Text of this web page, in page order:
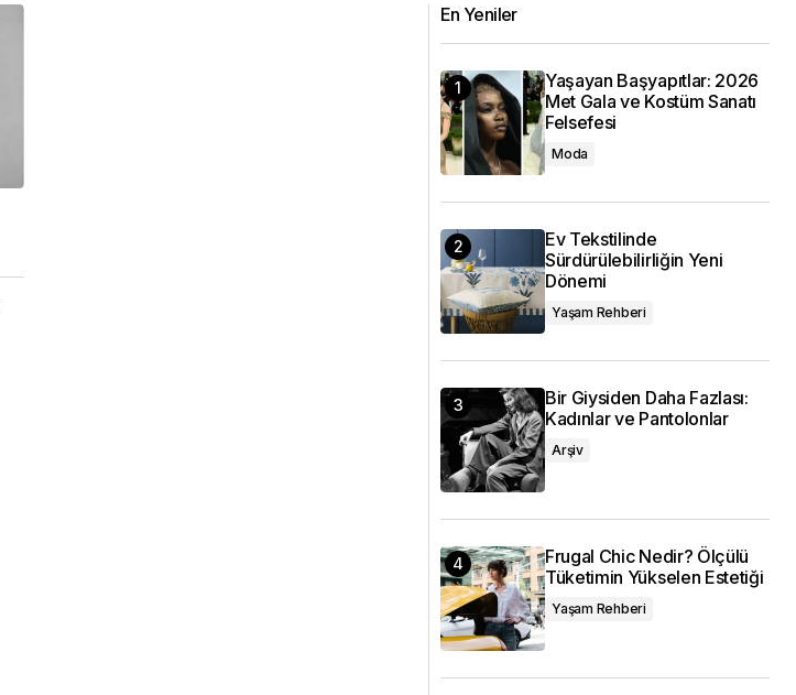
En Yeniler
Yaşayan Başyapıtlar: 2026
Met Gala ve Kostüm Sanatı
Felsefesi
Moda
Ev Tekstilinde
Sürdürülebilirliğin Yeni
Dönemi
Yaşam Rehberi
Bir Giysiden Daha Fazlası:
Kadınlar ve Pantolonlar
Arşiv
Frugal Chic Nedir? Ölçülü
Tüketimin Yükselen Estetiği
Yaşam Rehberi